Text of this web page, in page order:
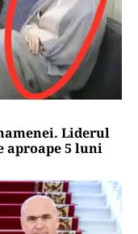
Liderul
aproape 5 luni